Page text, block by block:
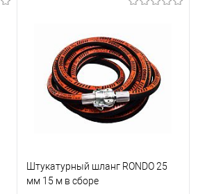
Штукатурный шланг RONDO 25
мм 15 м в сборе